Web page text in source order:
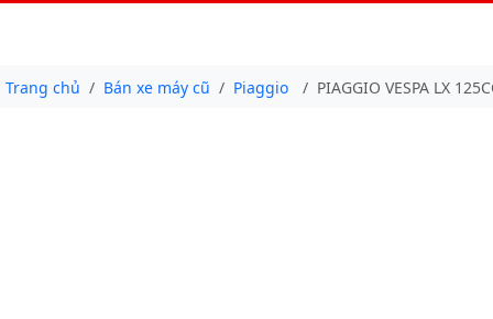
Trang chủ Bán xe máy cũ Piaggio PIAGGIO VESPA LX